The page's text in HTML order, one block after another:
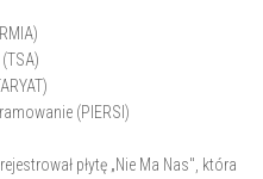
(PIERSI)
płytę „Nie Ma Nas", która